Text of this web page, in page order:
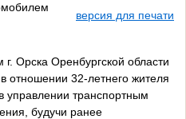
версия для печати
Орска Оренбургской области
отношении 32-летнего жителя
управлении транспортным
будучи ранее